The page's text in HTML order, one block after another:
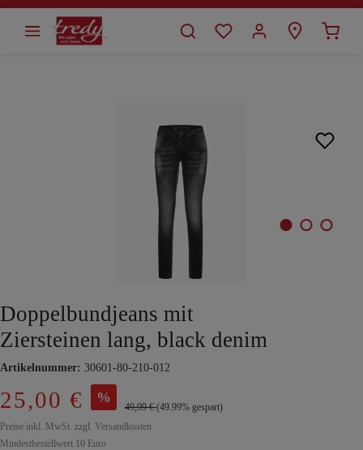
springen
Doppelbundjeans mit
Ziersteinen lang, black denim
Artikelnummer: 30601-80-210-012
25,00 € %
49,99 €(49.99% gespart)
Preise inkl. MwSt. zzgl. Versandkosten
Mindestbestellwert 10 Euro